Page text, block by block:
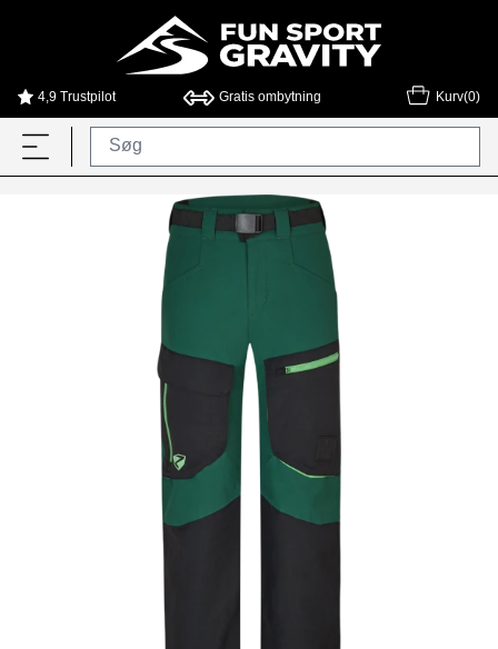
4,9 Trustpilot Gratis ombytning Kurv(0)